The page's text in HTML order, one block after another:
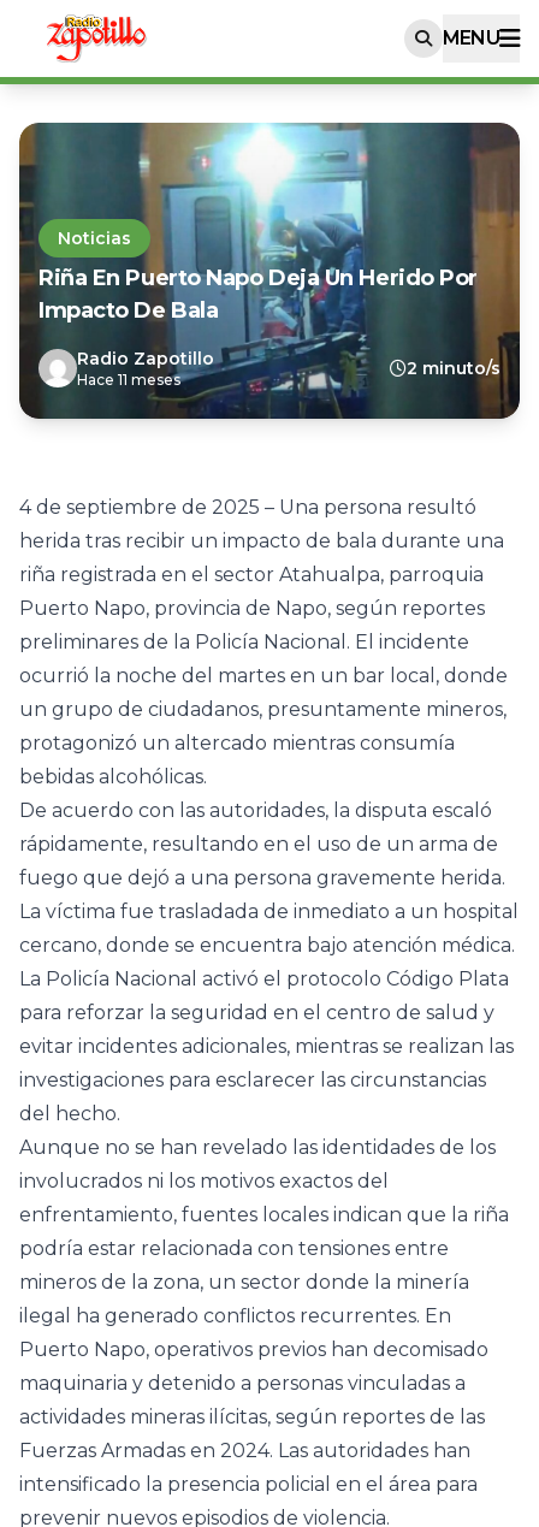
MENU
Noticias
Riña En Puerto Napo Deja Un Herido Por
Impacto De Bala
Radio Zapotillo
Hace 11 meses
2 minuto/s
4 de septiembre de 2025 – Una persona resultó
herida tras recibir un impacto de bala durante una
riña registrada en el sector Atahualpa, parroquia
Puerto Napo, provincia de Napo, según reportes
preliminares de la Policía Nacional. El incidente
ocurrió la noche del martes en un bar local, donde
un grupo de ciudadanos, presuntamente mineros,
protagonizó un altercado mientras consumía
bebidas alcohólicas.
De acuerdo con las autoridades, la disputa escaló
rápidamente, resultando en el uso de un arma de
fuego que dejó a una persona gravemente herida.
La víctima fue trasladada de inmediato a un hospital
cercano, donde se encuentra bajo atención médica.
La Policía Nacional activó el protocolo Código Plata
para reforzar la seguridad en el centro de salud y
evitar incidentes adicionales, mientras se realizan las
investigaciones para esclarecer las circunstancias
del hecho.
Aunque no se han revelado las identidades de los
involucrados ni los motivos exactos del
enfrentamiento, fuentes locales indican que la riña
podría estar relacionada con tensiones entre
mineros de la zona, un sector donde la minería
ilegal ha generado conflictos recurrentes. En
Puerto Napo, operativos previos han decomisado
maquinaria y detenido a personas vinculadas a
actividades mineras ilícitas, según reportes de las
Fuerzas Armadas en 2024. Las autoridades han
intensificado la presencia policial en el área para
prevenir nuevos episodios de violencia.